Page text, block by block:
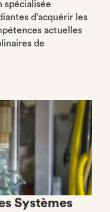
spécialisée
d’acquérir les
actuelles
de
Systèmes